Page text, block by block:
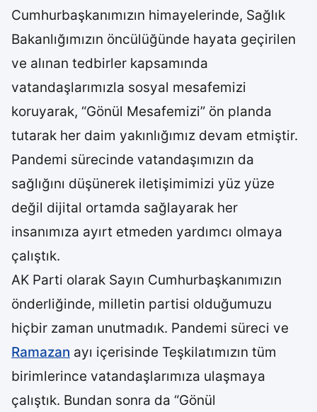
Cumhurbaşkanımızın himayelerinde, Sağlık
Bakanlığımızın öncülüğünde hayata geçirilen
ve alınan tedbirler kapsamında
vatandaşlarımızla sosyal mesafemizi
koruyarak, “Gönül Mesafemizi” ön planda
tutarak her daim yakınlığımız devam etmiştir.
Pandemi sürecinde vatandaşımızın da
sağlığını düşünerek iletişimimizi yüz yüze
değil dijital ortamda sağlayarak her
insanımıza ayırt etmeden yardımcı olmaya
çalıştık.
AK Parti olarak Sayın Cumhurbaşkanımızın
önderliğinde, milletin partisi olduğumuzu
hiçbir zaman unutmadık. Pandemi süreci ve
Ramazan ayı içerisinde Teşkilatımızın tüm
birimlerince vatandaşlarımıza ulaşmaya
çalıştık. Bundan sonra da “Gönül